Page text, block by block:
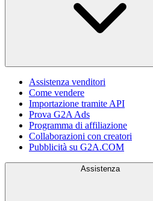
Assistenza venditori
Come vendere
Importazione tramite API
Prova G2A Ads
Programma di affiliazione
Collaborazioni con creatori
Pubblicità su G2A.COM
Assistenza